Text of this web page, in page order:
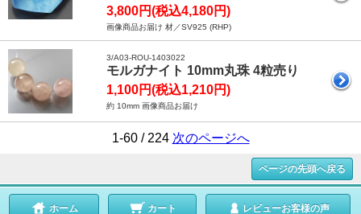
3,800円(税込4,180円)
画像商品お届け 材／SV925 (RHP)
3/A03-ROU-1403022
モルガナイト 10mm丸珠 4粒売り
1,100円(税込1,210円)
約 10mm 画像商品お届け
1-60 / 224 次のページへ
ページの先頭へ戻る
ホーム カート レビューお客様の声